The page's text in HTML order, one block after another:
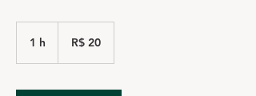
1 h
brasileiros
R$ 20